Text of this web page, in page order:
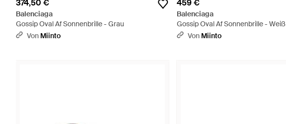
374,50 €
Balenciaga
Gossip Oval Af Sonnenbrille - Grau
Von Miinto
459 €
Balenciaga
Gossip Oval Af Sonnenbrille - Weiß
Von Miinto